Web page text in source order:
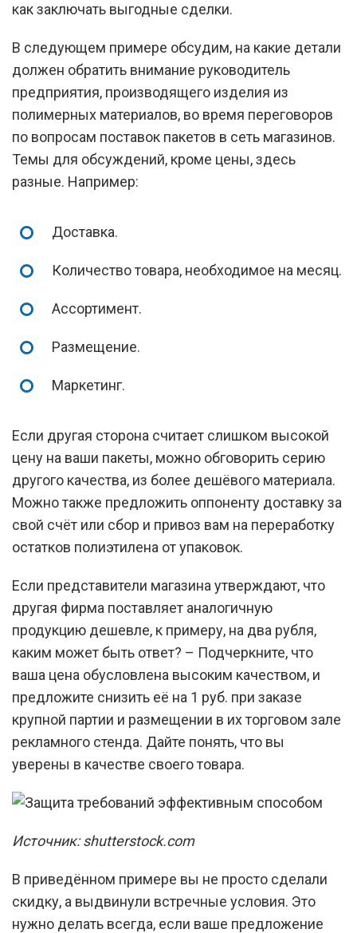
как заключать выгодные сделки.
В следующем примере обсудим, на какие детали
должен обратить внимание руководитель
предприятия, производящего изделия из
полимерных материалов, во время переговоров
по вопросам поставок пакетов в сеть магазинов.
Темы для обсуждений, кроме цены, здесь
разные. Например:
Доставка.
Количество товара, необходимое на месяц.
Ассортимент.
Размещение.
Маркетинг.
Если другая сторона считает слишком высокой
цену на ваши пакеты, можно обговорить серию
другого качества, из более дешёвого материала.
Можно также предложить оппоненту доставку за
свой счёт или сбор и привоз вам на переработку
остатков полиэтилена от упаковок.
Если представители магазина утверждают, что
другая фирма поставляет аналогичную
продукцию дешевле, к примеру, на два рубля,
каким может быть ответ? – Подчеркните, что
ваша цена обусловлена высоким качеством, и
предложите снизить её на 1 руб. при заказе
крупной партии и размещении в их торговом зале
рекламного стенда. Дайте понять, что вы
уверены в качестве своего товара.
Источник: shutterstock.com
В приведённом примере вы не просто сделали
скидку, а выдвинули встречные условия. Это
нужно делать всегда, если ваше предложение